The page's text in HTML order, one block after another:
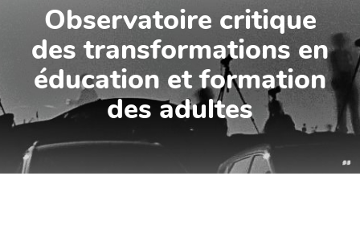
Observatoire critique
des transformations en
éducation et formation
des adultes